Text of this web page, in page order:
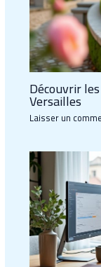
Découvrir
Versailles
Laisser un